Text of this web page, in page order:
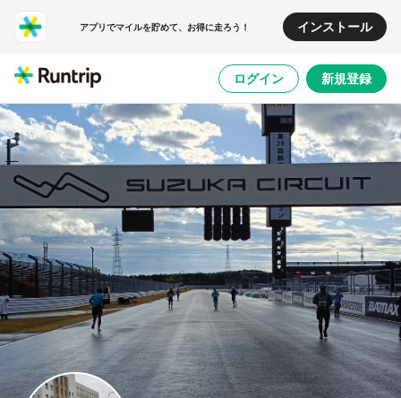
アプリでマイルを貯めて、お得に走ろう！ インストール
ログイン 新規登録